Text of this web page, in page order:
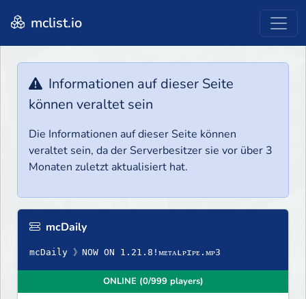
mclist.io
Informationen auf dieser Seite
können veraltet sein
Die Informationen auf dieser Seite können
veraltet sein, da der Serverbesitzer sie vor über 3
Monaten zuletzt aktualisiert hat.
mcDaily
mcDaily 》NOW ON 1.21.8!ᴍᴇᴛᴀʟᴘɪᴘᴇ.ᴍᴘ3
ONLINE (0/999 players)